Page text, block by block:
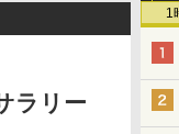
1
ラリー